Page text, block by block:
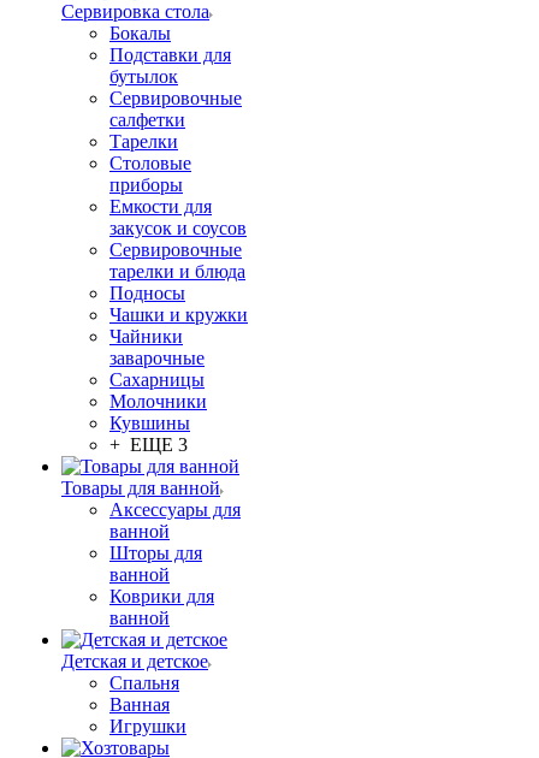
Сервировка стола
Бокалы
Подставки для
бутылок
Сервировочные
салфетки
Тарелки
Столовые
приборы
Емкости для
закусок и соусов
Сервировочные
тарелки и блюда
Подносы
Чашки и кружки
Чайники
заварочные
Сахарницы
Молочники
Кувшины
+ ЕЩЕ 3
Товары для ванной
Аксессуары для
ванной
Шторы для
ванной
Коврики для
ванной
Детская и детское
Спальня
Ванная
Игрушки